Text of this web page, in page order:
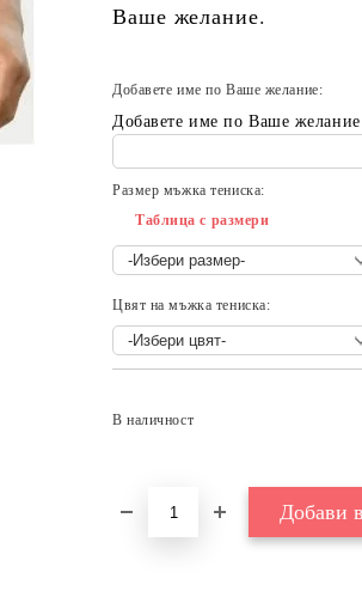
Ваше желание.
Добавете име по Ваше желание:
Добавете име по Ваше желание
Размер мъжка тениска:
Таблица с размери
Цвят на мъжка тениска:
В наличност